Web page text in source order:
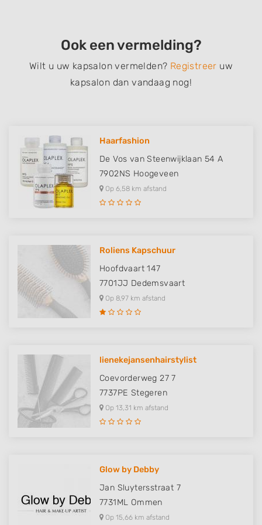
Ook een vermelding?
Wilt u uw kapsalon vermelden? Registreer uw
kapsalon dan vandaag nog!
Haarfashion
De Vos van Steenwijklaan 54 A
7902NS Hoogeveen
Op 6,58 km afstand
Roliens Kapschuur
Hoofdvaart 147
7701JJ Dedemsvaart
Op 8,97 km afstand
lienekejansenhairstylist
Coevorderweg 27 7
7737PE Stegeren
Op 13,31 km afstand
Glow by Debby
Jan Sluytersstraat 7
7731ML Ommen
Op 15,66 km afstand